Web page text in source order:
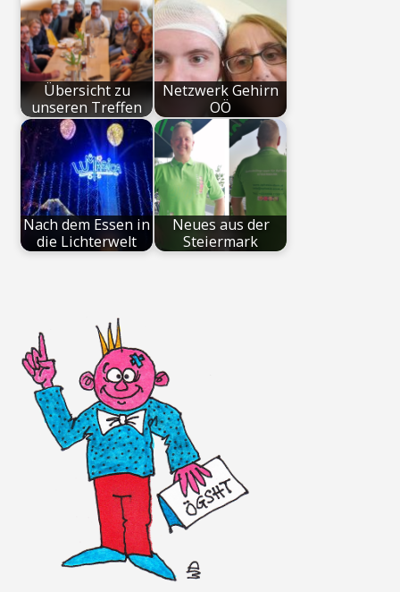
Übersicht zu
unseren Treffen
Netzwerk Gehirn
OÖ
Nach dem Essen in
die Lichterwelt
Neues aus der
Steiermark